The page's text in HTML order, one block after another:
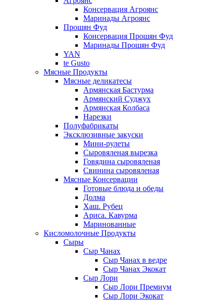
Консервация Агроянс
Маринады Агроянс
Прошян Фуд
Консервация Прошян Фуд
Маринады Прошян Фуд
YAN
te Gusto
Мясные Продукты
Мясные деликатесы
Армянская Бастурма
Армянский Суджух
Армянская Колбаса
Нарезки
Полуфабрикаты
Эксклюзивные закуски
Мини-рулеты
Сыровяленая вырезка
Говядина сыровяленая
Свинина сыровяленая
Мясные Консервации
Готовые блюда и обеды
Долма
Хаш. Рубец
Ариса. Кавурма
Маринованные
Кисломолочные Продукты
Сыры
Сыр Чанах
Сыр Чанах в ведре
Сыр Чанах Экокат
Сыр Лори
Сыр Лори Премиум
Сыр Лори Экокат